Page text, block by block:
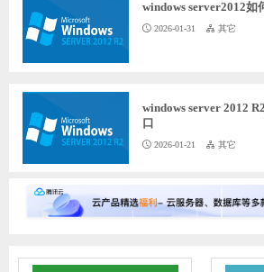
windows server2012如
2026-01-31 其它
windows server 2012
口
2026-01-21 其它